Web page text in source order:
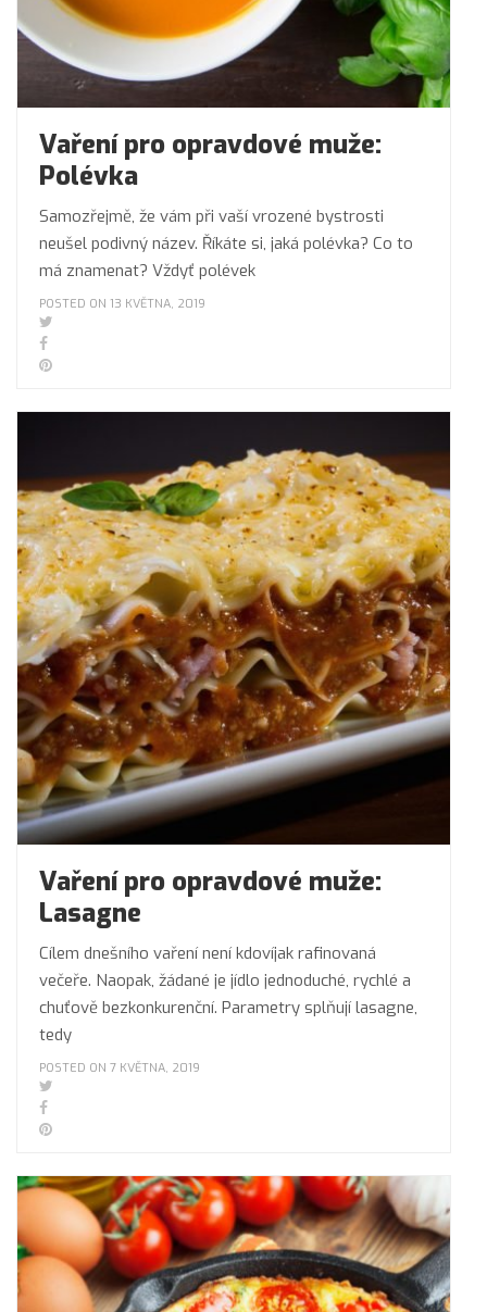
Vaření pro opravdové muže:
Polévka
Samozřejmě, že vám při vaší vrozené bystrosti
neušel podivný název. Říkáte si, jaká polévka? Co to
má znamenat? Vždyť polévek
POSTED ON 13 KVĚTNA, 2019
Vaření pro opravdové muže:
Lasagne
Cílem dnešního vaření není kdovíjak rafinovaná
večeře. Naopak, žádané je jídlo jednoduché, rychlé a
chuťově bezkonkurenční. Parametry splňují lasagne,
tedy
POSTED ON 7 KVĚTNA, 2019